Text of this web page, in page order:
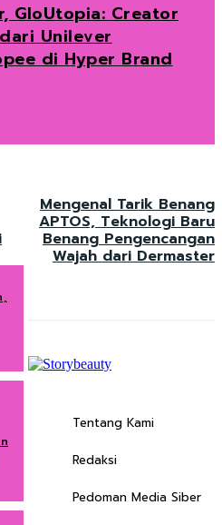
GloUtopia: Creator
Unilever
di Hyper Brand
Mengenal Tarik Benang
APTOS, Teknologi Baru
Benang Pengencangan
Wajah dari Dermaster
Tentang Kami
Redaksi
Pedoman Media Siber